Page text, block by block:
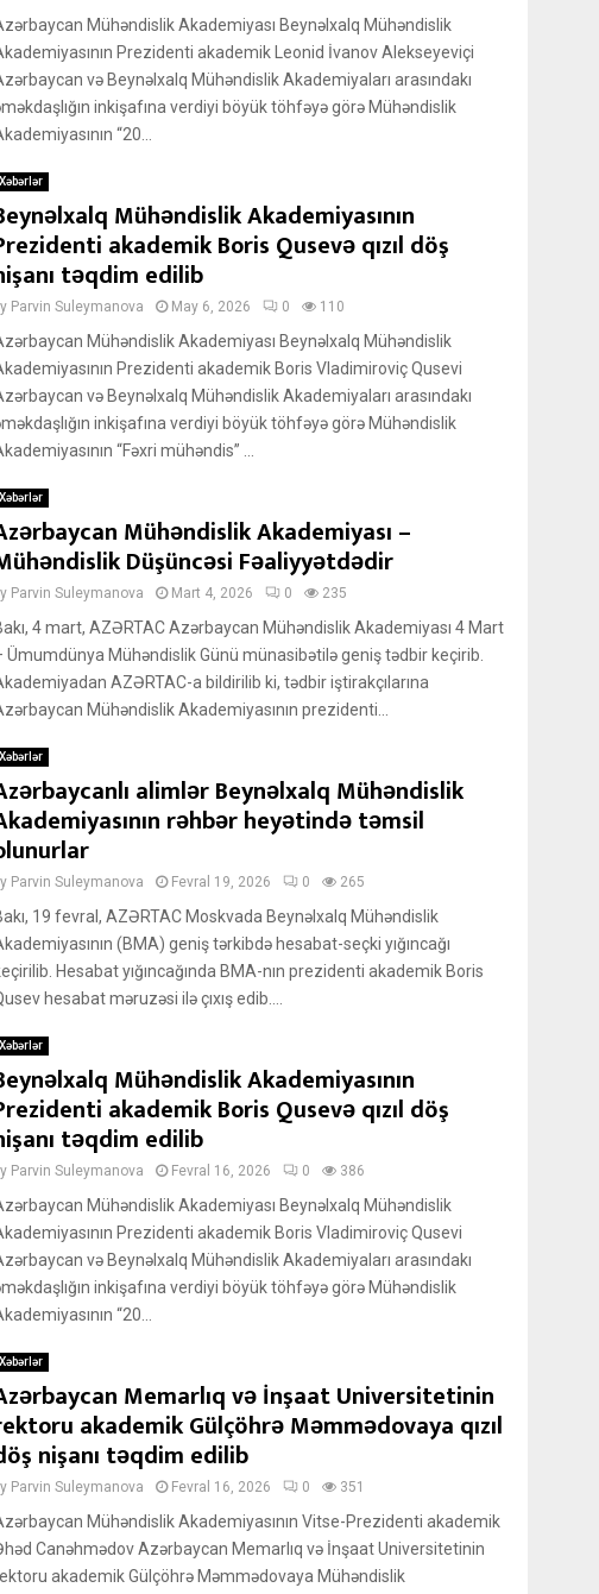
Mühəndislik Akademiyası Beynəlxalq Mühəndislik
Prezidenti akademik Leonid İvanov Alekseyeviçi
və Beynəlxalq Mühəndislik Akademiyaları arasındakı
inkişafına verdiyi böyük töhfəyə görə Mühəndislik
“20...
Xəbərlər
Mühəndislik Akademiyasının
akademik Boris Qusevə qızıl döş
təqdim edilib
Parvin Suleymanova May 6, 2026 0 110
Mühəndislik Akademiyası Beynəlxalq Mühəndislik
Prezidenti akademik Boris Vladimiroviç Qusevi
və Beynəlxalq Mühəndislik Akademiyaları arasındakı
inkişafına verdiyi böyük töhfəyə görə Mühəndislik
“Fəxri mühəndis” ...
Xəbərlər
Mühəndislik Akademiyası –
Düşüncəsi Fəaliyyətdədir
Parvin Suleymanova Mart 4, 2026 0 235
4 mart, AZƏRTAC Azərbaycan Mühəndislik Akademiyası 4 Mart
Ümumdünya Mühəndislik Günü münasibətilə geniş tədbir keçirib.
AZƏRTAC-a bildirilib ki, tədbir iştirakçılarına
Mühəndislik Akademiyasının prezidenti...
Xəbərlər
alimlər Beynəlxalq Mühəndislik
rəhbər heyətində təmsil
Parvin Suleymanova Fevral 19, 2026 0 265
19 fevral, AZƏRTAC Moskvada Beynəlxalq Mühəndislik
(BMA) geniş tərkibdə hesabat-seçki yığıncağı
Hesabat yığıncağında BMA-nın prezidenti akademik Boris
hesabat məruzəsi ilə çıxış edib....
Xəbərlər
Mühəndislik Akademiyasının
akademik Boris Qusevə qızıl döş
təqdim edilib
Parvin Suleymanova Fevral 16, 2026 0 386
Mühəndislik Akademiyası Beynəlxalq Mühəndislik
Prezidenti akademik Boris Vladimiroviç Qusevi
və Beynəlxalq Mühəndislik Akademiyaları arasındakı
inkişafına verdiyi böyük töhfəyə görə Mühəndislik
“20...
Xəbərlər
Memarlıq və İnşaat Universitetinin
akademik Gülçöhrə Məmmədovaya qızıl
nişanı təqdim edilib
Parvin Suleymanova Fevral 16, 2026 0 351
Mühəndislik Akademiyasının Vitse-Prezidenti akademik
Canəhmədov Azərbaycan Memarlıq və İnşaat Universitetinin
akademik Gülçöhrə Məmmədovaya Mühəndislik